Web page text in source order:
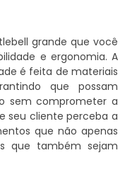
grande que você
e ergonomia. A
é feita de materiais
que possam
sem comprometer a
seu cliente perceba a
que não apenas
que também sejam